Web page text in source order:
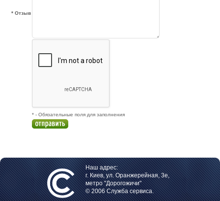
* Отзыв
* - Обязательные поля для заполнения
Наш адрес:
г. Киев, ул. Оранжерейная, 3е,
метро "Дорогожичи"
© 2006 Служба сервиса.